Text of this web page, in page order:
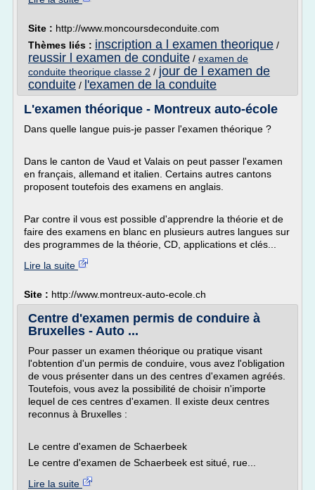
Site : http://www.moncoursdeconduite.com
Thèmes liés : inscription a l examen theorique /
reussir l examen de conduite / examen de
conduite theorique classe 2 / jour de l examen de
conduite / l'examen de la conduite
L'examen théorique - Montreux auto-école
Dans quelle langue puis-je passer l'examen théorique ?
Dans le canton de Vaud et Valais on peut passer l'examen
en français, allemand et italien. Certains autres cantons
proposent toutefois des examens en anglais.
Par contre il vous est possible d'apprendre la théorie et de
faire des examens en blanc en plusieurs autres langues sur
des programmes de la théorie, CD, applications et clés...
Lire la suite
Site : http://www.montreux-auto-ecole.ch
Centre d'examen permis de conduire à
Bruxelles - Auto ...
Pour passer un examen théorique ou pratique visant
l'obtention d'un permis de conduire, vous avez l'obligation
de vous présenter dans un des centres d'examen agréés.
Toutefois, vous avez la possibilité de choisir n'importe
lequel de ces centres d'examen. Il existe deux centres
reconnus à Bruxelles :
Le centre d'examen de Schaerbeek
Le centre d'examen de Schaerbeek est situé, rue...
Lire la suite